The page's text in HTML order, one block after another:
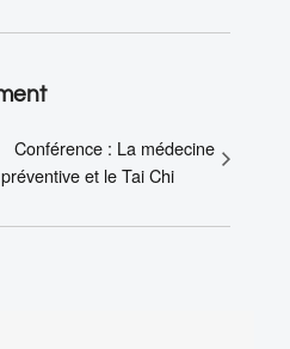
Conférence : La médecine
préventive et le Tai Chi